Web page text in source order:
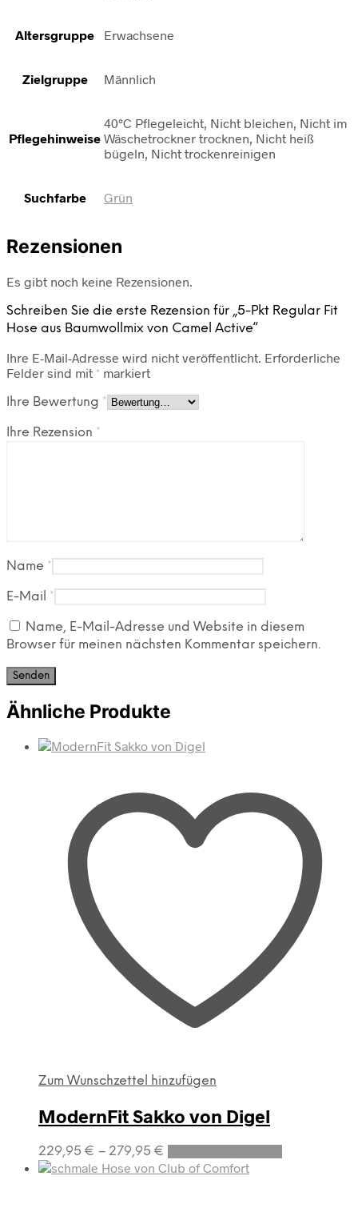
Altersgruppe Erwachsene
Zielgruppe Männlich
Pflegehinweise
40°C Pflegeleicht, Nicht bleichen, Nicht im
Wäschetrockner trocknen, Nicht heiß
bügeln, Nicht trockenreinigen
Suchfarbe Grün
Rezensionen
Es gibt noch keine Rezensionen.
Schreiben Sie die erste Rezension für „5-Pkt Regular Fit
Hose aus Baumwollmix von Camel Active“
Ihre E-Mail-Adresse wird nicht veröffentlicht. Erforderliche
Felder sind mit * markiert
Ihre Bewertung *
Ihre Rezension *
Name *
E-Mail *
Name, E-Mail-Adresse und Website in diesem
Browser für meinen nächsten Kommentar speichern.
Ähnliche Produkte
Zum Wunschzettel hinzufügen
ModernFit Sakko von Digel
229,95 € – 279,95 €
Dieses